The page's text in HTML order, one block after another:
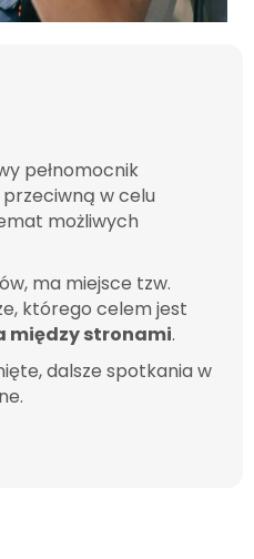
pełnomocnik
w celu
możliwych
ma miejsce tzw.
którego celem jest
między stronami.
dalsze spotkania w